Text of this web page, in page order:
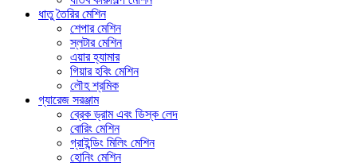
ধাতু তৈরির মেশিন
শেপার মেশিন
স্লটার মেশিন
এয়ার হ্যামার
গিয়ার হবিং মেশিন
লৌহ শ্রমিক
গ্যারেজ সরঞ্জাম
ব্রেক ড্রাম এবং ডিস্ক লেদ
বোরিং মেশিন
গ্রাইন্ডিং মিলিং মেশিন
হোনিং মেশিন